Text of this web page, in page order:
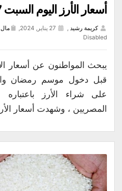
أسعار الأرز اليوم السبت 27 يناير بالأسواق
كريمة رشيد
Disabled
يبحث المواطنون عن أسعار
قبل دخول موسم رمضان
على شراء الأرز
المصريين ، وشهدت أسعار